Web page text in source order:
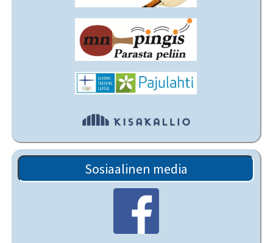
Sosiaalinen media